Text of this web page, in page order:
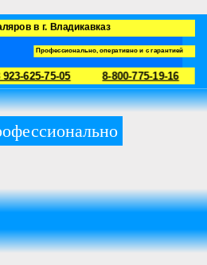
в г. Владикавказ
Профессионально, оперативно и с гарантией
923-625-75-05 8-800-775-19-16